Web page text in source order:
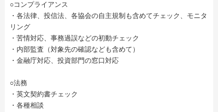
○コンプライアンス
・各法律、投信法、各協会の自主規制も含めてチェック、モニタ
リング
・苦情対応、事務過誤などの初動チェック
・内部監査（対象先の確認なども含めて）
・金融庁対応、投資部門の窓口対応
○法務
・英文契約書チェック
・各種相談